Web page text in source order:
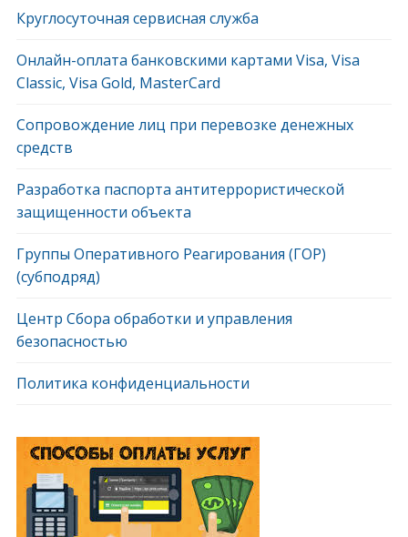
Круглосуточная сервисная служба
Онлайн-оплата банковскими картами Visa, Visa
Classic, Visa Gold, MasterCard
Сопровождение лиц при перевозке денежных
средств
Разработка паспорта антитеррористической
защищенности объекта
Группы Оперативного Реагирования (ГОР)
(субподряд)
Центр Сбора обработки и управления
безопасностью
Политика конфиденциальности